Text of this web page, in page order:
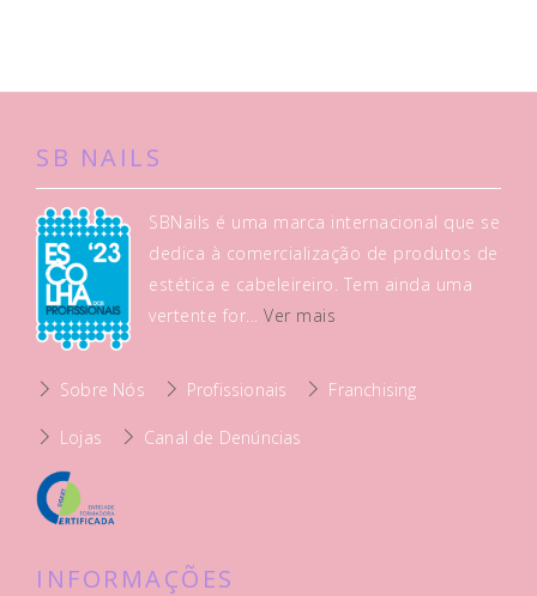
SB NAILS
SBNails é uma marca internacional que se
dedica à comercialização de produtos de
estética e cabeleireiro. Tem ainda uma
vertente for...Ver mais
Sobre Nós Profissionais Franchising
Lojas Canal de Denúncias
INFORMAÇÕES